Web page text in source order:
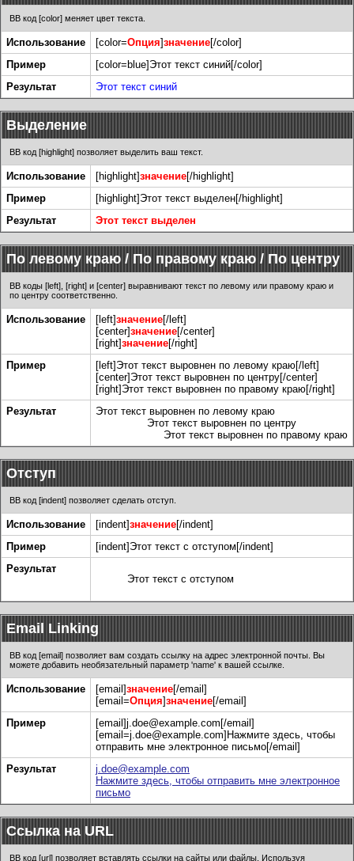
BB код [color] меняет цвет текста.
Использование [color=Опция]значение[/color]
Пример
[color=blue]Этот текст синий[/color]
Результат
Этот текст синий
Выделение
BB код [highlight] позволяет выделить ваш текст.
Использование [highlight]значение[/highlight]
Пример
[highlight]Этот текст выделен[/highlight]
Результат
Этот текст выделен
По левому краю / По правому краю / По центру
BB коды [left], [right] и [center] выравнивают текст по левому или правому краю и
по центру соответственно.
Использование [left]значение[/left]
[center]значение[/center]
[right]значение[/right]
Пример
[left]Этот текст выровнен по левому краю[/left]
[center]Этот текст выровнен по центру[/center]
[right]Этот текст выровнен по правому краю[/right]
Результат
Этот текст выровнен по левому краю
Этот текст выровнен по центру
Этот текст выровнен по правому краю
Отступ
BB код [indent] позволяет сделать отступ.
Использование [indent]значение[/indent]
Пример
[indent]Этот текст с отступом[/indent]
Результат
Этот текст с отступом
Email Linking
BB код [email] позволяет вам создать ссылку на адрес электронной почты. Вы
можете добавить необязательный параметр 'name' к вашей ссылке.
Использование [email]значение[/email]
[email=Опция]значение[/email]
Пример
[email]j.doe@example.com[/email]
[email=j.doe@example.com]Нажмите здесь, чтобы
отправить мне электронное письмо[/email]
Результат
j.doe@example.com
Нажмите здесь, чтобы отправить мне электронное
письмо
Ссылка на URL
BB код [url] позволяет вставлять ссылки на сайты или файлы. Используя